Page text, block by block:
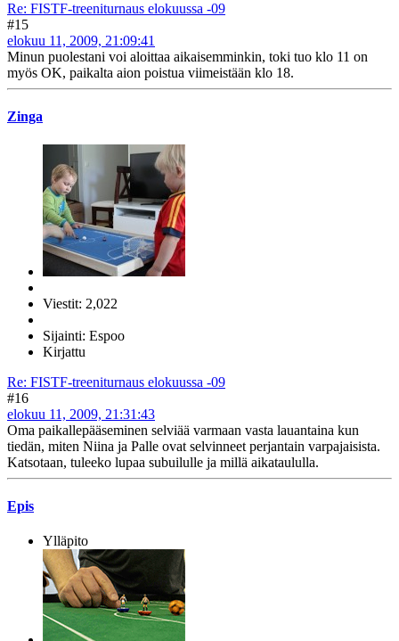
Re: FISTF-treeniturnaus elokuussa -09
#15
elokuu 11, 2009, 21:09:41
Minun puolestani voi aloittaa aikaisemminkin, toki tuo klo 11 on
myös OK, paikalta aion poistua viimeistään klo 18.
Zinga
Viestit: 2,022
Sijainti: Espoo
Kirjattu
Re: FISTF-treeniturnaus elokuussa -09
#16
elokuu 11, 2009, 21:31:43
Oma paikallepääseminen selviää varmaan vasta lauantaina kun
tiedän, miten Niina ja Palle ovat selvinneet perjantain varpajaisista.
Katsotaan, tuleeko lupaa subuilulle ja millä aikataululla.
Epis
Ylläpito